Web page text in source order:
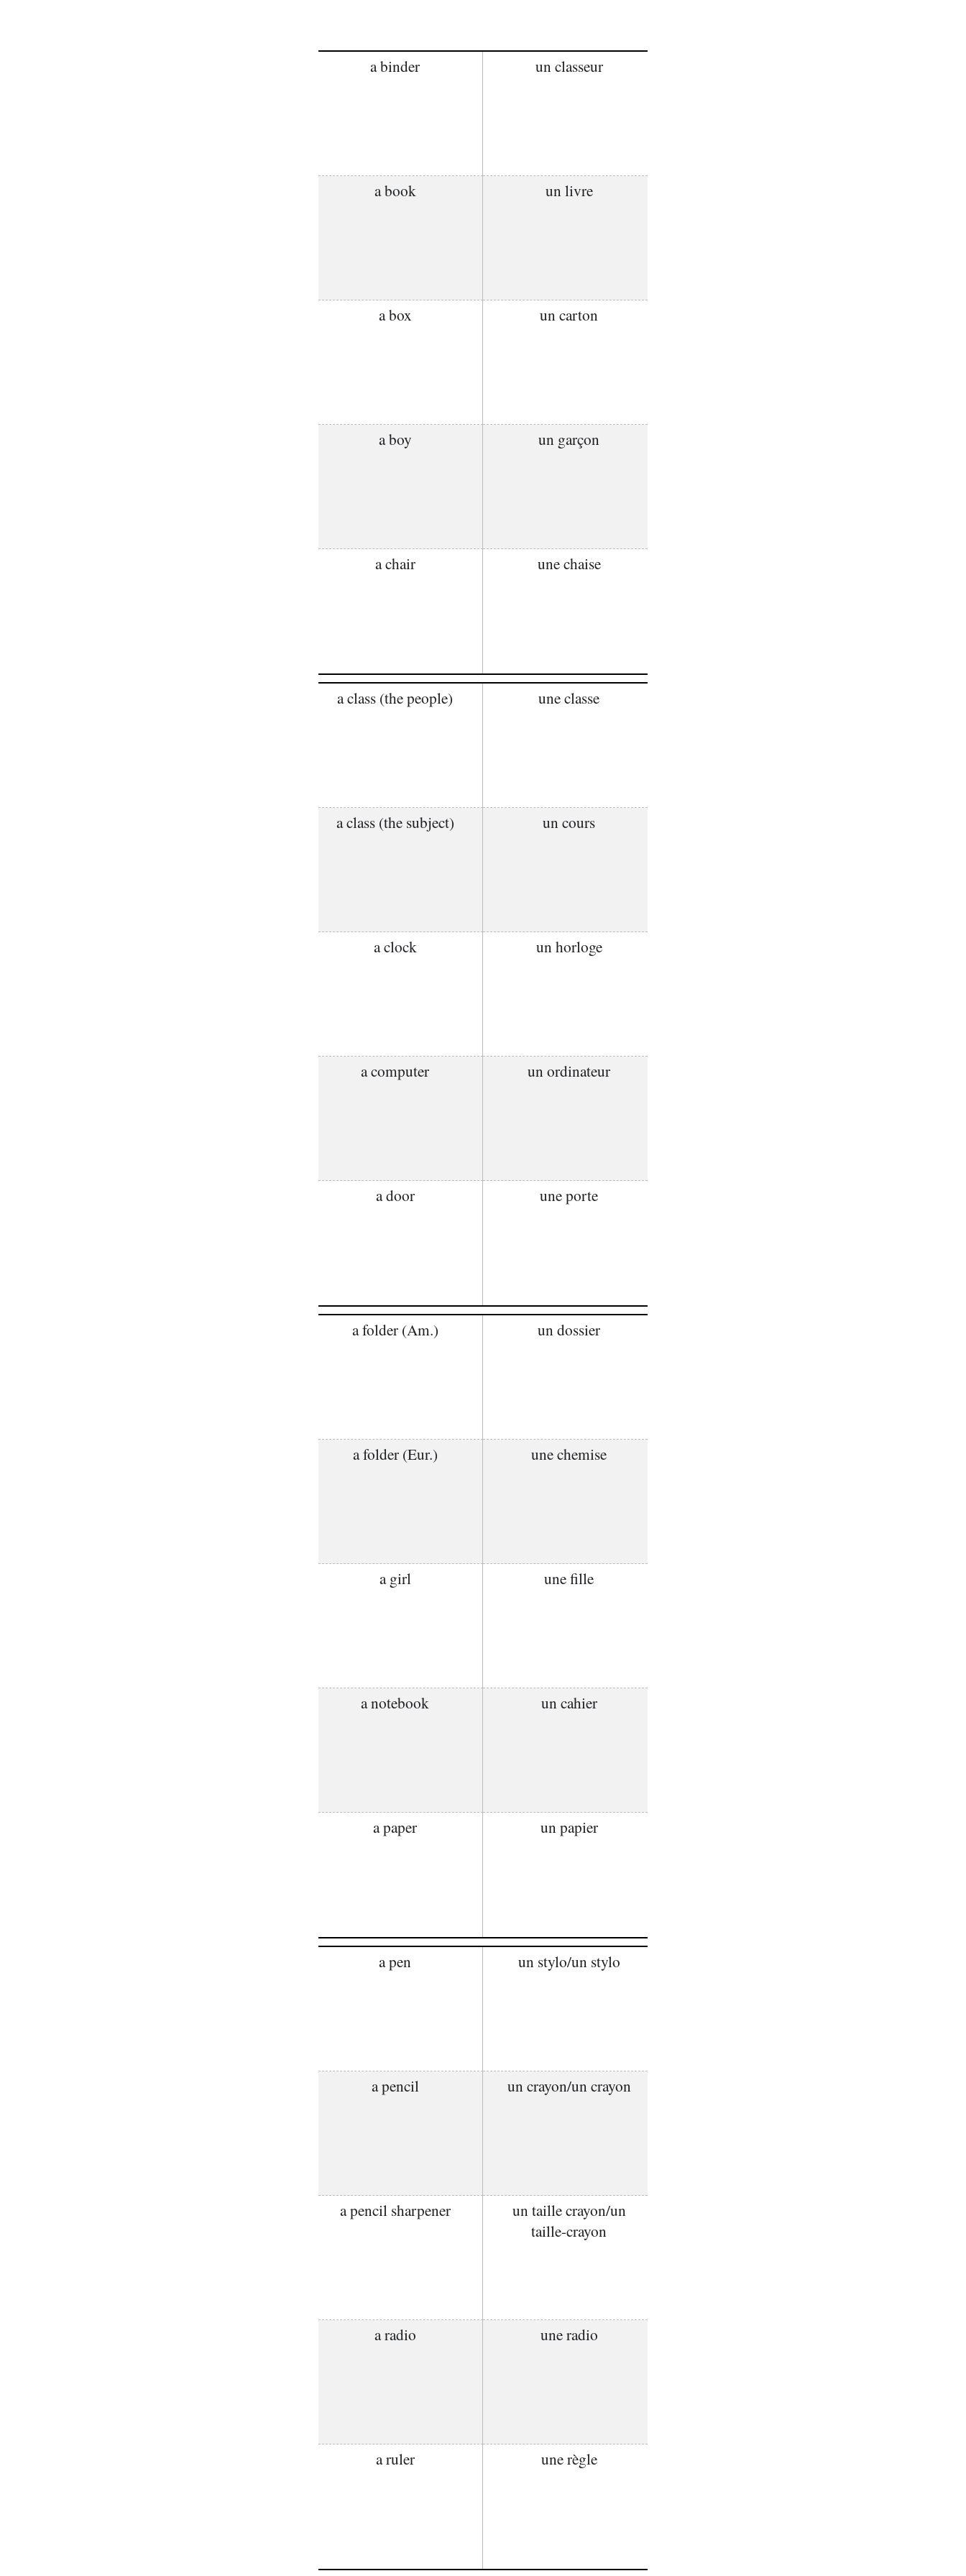
a binder un classeur
a book un livre
a box un carton
a boy un garçon
a chair une chaise
a class (the people) une classe
a class (the subject) un cours
a clock un horloge
a computer un ordinateur
a door une porte
a folder (Am.) un dossier
a folder (Eur.) une chemise
a girl une fille
a notebook un cahier
a paper un papier
a pen un stylo/un stylo
a pencil un crayon/un crayon
a pencil sharpener
un taille crayon/un
taille-crayon
a radio une radio
a ruler une règle